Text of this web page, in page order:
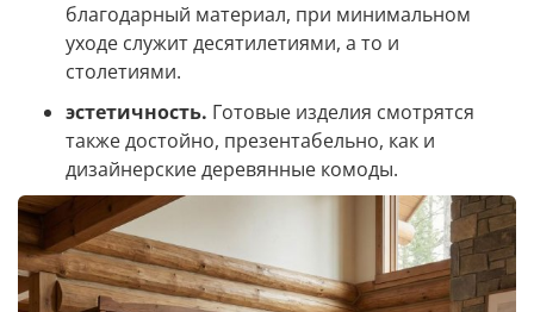
благодарный материал, при минимальном
уходе служит десятилетиями, а то и
столетиями.
эстетичность. Готовые изделия смотрятся
также достойно, презентабельно, как и
дизайнерские деревянные комоды.